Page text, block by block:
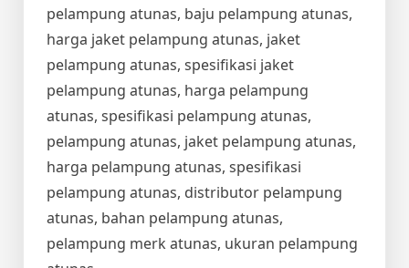
pelampung atunas, baju pelampung atunas,
harga jaket pelampung atunas, jaket
pelampung atunas, spesifikasi jaket
pelampung atunas, harga pelampung
atunas, spesifikasi pelampung atunas,
pelampung atunas, jaket pelampung atunas,
harga pelampung atunas, spesifikasi
pelampung atunas, distributor pelampung
atunas, bahan pelampung atunas,
pelampung merk atunas, ukuran pelampung